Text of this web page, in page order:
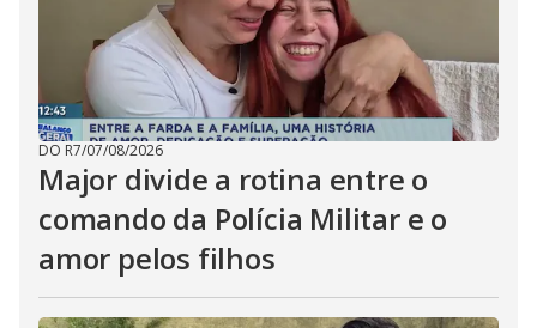
DO R7/07/08/2026
Major divide a rotina entre o
comando da Polícia Militar e o
amor pelos filhos